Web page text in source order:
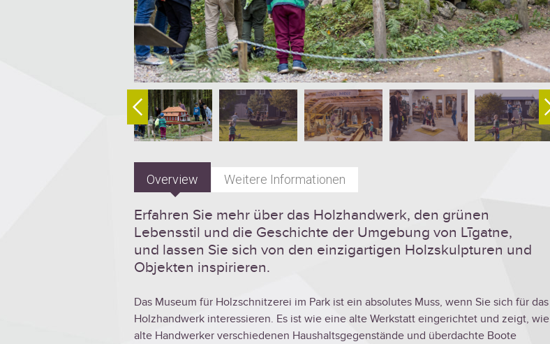
Overview Weitere Informationen
Erfahren Sie mehr über das Holzhandwerk, den grünen
Lebensstil und die Geschichte der Umgebung von Līgatne,
und lassen Sie sich von den einzigartigen Holzskulpturen und
Objekten inspirieren.
Das Museum für Holzschnitzerei im Park ist ein absolutes Muss, wenn Sie sich für das
Holzhandwerk interessieren. Es ist wie eine alte Werkstatt eingerichtet und zeigt, wie
alte Handwerker verschiedenen Haushaltsgegenstände und überdachte Boote